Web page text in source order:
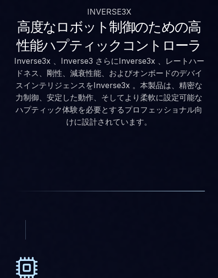
INVERSE3X
高度なロボット制御のための高
性能ハプティックコントローラ
Inverse3x 、Inverse3 さらにInverse3x 、レートハー
ドネス、剛性、減衰性能、およびオンボードのデバイ
スインテリジェンスをInverse3x 。本製品は、精密な
力制御、安定した動作、そしてより柔軟に設定可能な
ハプティック体験を必要とするプロフェッショナル向
けに設計されています。